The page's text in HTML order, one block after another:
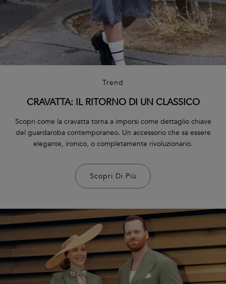
Trend
CRAVATTA: IL RITORNO DI UN CLASSICO
Scopri come la cravatta torna a imporsi come dettaglio chiave
del guardaroba contemporaneo. Un accessorio che sa essere
elegante, ironico, o completamente rivoluzionario.
Scopri Di Più